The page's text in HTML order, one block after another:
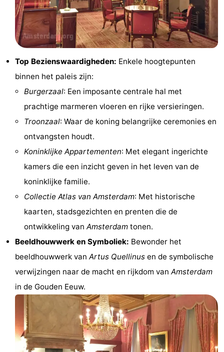
Diamantstad
Pleinen
het
Stadsdelen
Omgeving
Holland
Zuid-
Praktisch
Reisboekenwinkel
vervoer
Route
Centraal
Station
Schiphol
Eindhoven
Top Bezienswaardigheden: Enkele hoogtepunten
binnen het paleis zijn:
Burgerzaal: Een imposante centrale hal met
prachtige marmeren vloeren en rijke versieringen.
Troonzaal: Waar de koning belangrijke ceremonies en
ontvangsten houdt.
Koninklijke Appartementen: Met elegant ingerichte
kamers die een inzicht geven in het leven van de
koninklijke familie.
Collectie Atlas van Amsterdam: Met historische
kaarten, stadsgezichten en prenten die de
ontwikkeling van Amsterdam tonen.
Beeldhouwwerk en Symboliek: Bewonder het
beeldhouwwerk van Artus Quellinus en de symbolische
verwijzingen naar de macht en rijkdom van Amsterdam
in de Gouden Eeuw.